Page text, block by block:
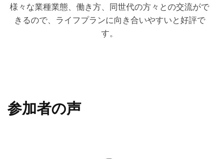
様々な業種業態、働き方、同世代の方々との交流がで
きるので、ライフプランに向き合いやすいと好評で
す。
参加者の声